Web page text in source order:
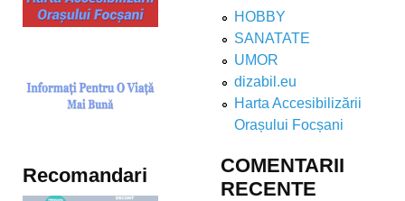
Recomandari
HOBBY
SANATATE
UMOR
dizabil.eu
Harta Accesibilizării
Orașului Focșani
COMENTARII
RECENTE